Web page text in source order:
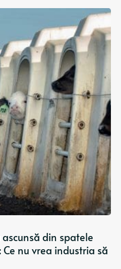
din spatele
nu vrea industria să